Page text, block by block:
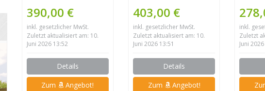
390,00 €
inkl. gesetzlicher MwSt.
Zuletzt aktualisiert am: 10.
Juni 2026 13:52
Details
Zum Angebot!
403,00 €
inkl. gesetzlicher MwSt.
Zuletzt aktualisiert am: 10.
Juni 2026 13:51
Details
Zum Angebot!
8×10
Tepro
inkl.
Zuletzt
Juni